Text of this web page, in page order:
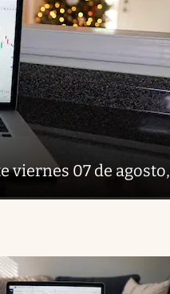
viernes 07 de agosto,